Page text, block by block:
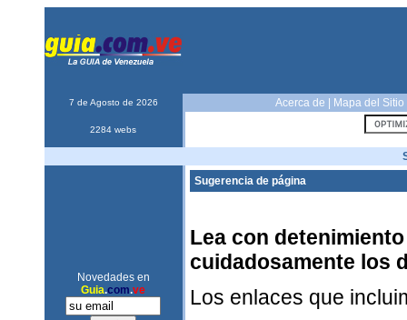
7 de Agosto de 2026 Acerca de Mapa del Sitio
2284 webs
Novedades en
Guia.com.ve
Sugerencia de página
Lea con
cuidadosamente los
Los enlaces que